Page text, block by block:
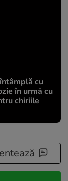
cu
în urmă cu
chiriile